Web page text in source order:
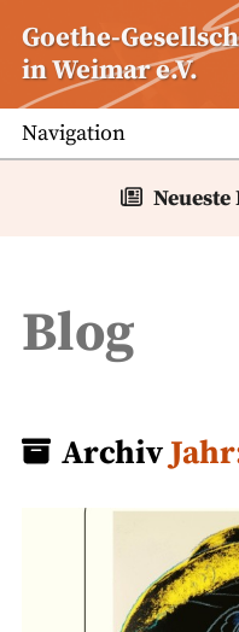
Inhalt
springen
Goethe-
in Weimar e.V.
Navigation
Blog
Archiv